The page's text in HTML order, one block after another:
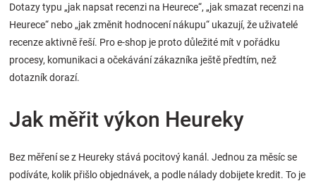
Dotazy typu „jak napsat recenzi na Heurece“, „jak smazat recenzi na
Heurece“ nebo „jak změnit hodnocení nákupu“ ukazují, že uživatelé
recenze aktivně řeší. Pro e-shop je proto důležité mít v pořádku
procesy, komunikaci a očekávání zákazníka ještě předtím, než
dotazník dorazí.
Jak měřit výkon Heureky
Bez měření se z Heureky stává pocitový kanál. Jednou za měsíc se
podíváte, kolik přišlo objednávek, a podle nálady dobijete kredit. To je